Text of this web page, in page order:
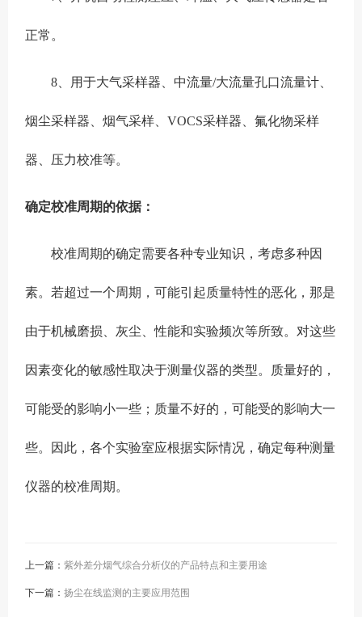
正常。
8、用于大气采样器、中流量/大流量孔口流量计、
烟尘采样器、烟气采样、VOCS采样器、氟化物采样
器、压力校准等。
确定校准周期的依据：
校准周期的确定需要各种专业知识，考虑多种因
素。若超过一个周期，可能引起质量特性的恶化，那是
由于机械磨损、灰尘、性能和实验频次等所致。对这些
因素变化的敏感性取决于测量仪器的类型。质量好的，
可能受的影响小一些；质量不好的，可能受的影响大一
些。因此，各个实验室应根据实际情况，确定每种测量
仪器的校准周期。
上一篇：紫外差分烟气综合分析仪的产品特点和主要用途
下一篇：扬尘在线监测的主要应用范围